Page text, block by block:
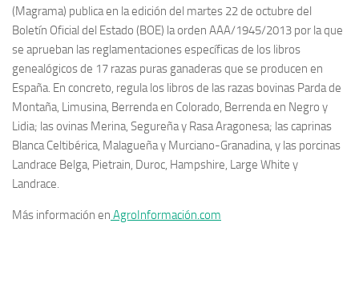
(Magrama) publica en la edición del martes 22 de octubre del
Boletín Oficial del Estado (BOE) la orden AAA/1945/2013 por la que
se aprueban las reglamentaciones específicas de los libros
genealógicos de 17 razas puras ganaderas que se producen en
España. En concreto, regula los libros de las razas bovinas Parda de
Montaña, Limusina, Berrenda en Colorado, Berrenda en Negro y
Lidia; las ovinas Merina, Segureña y Rasa Aragonesa; las caprinas
Blanca Celtibérica, Malagueña y Murciano-Granadina, y las porcinas
Landrace Belga, Pietrain, Duroc, Hampshire, Large White y
Landrace.
Más información en AgroInformación.com